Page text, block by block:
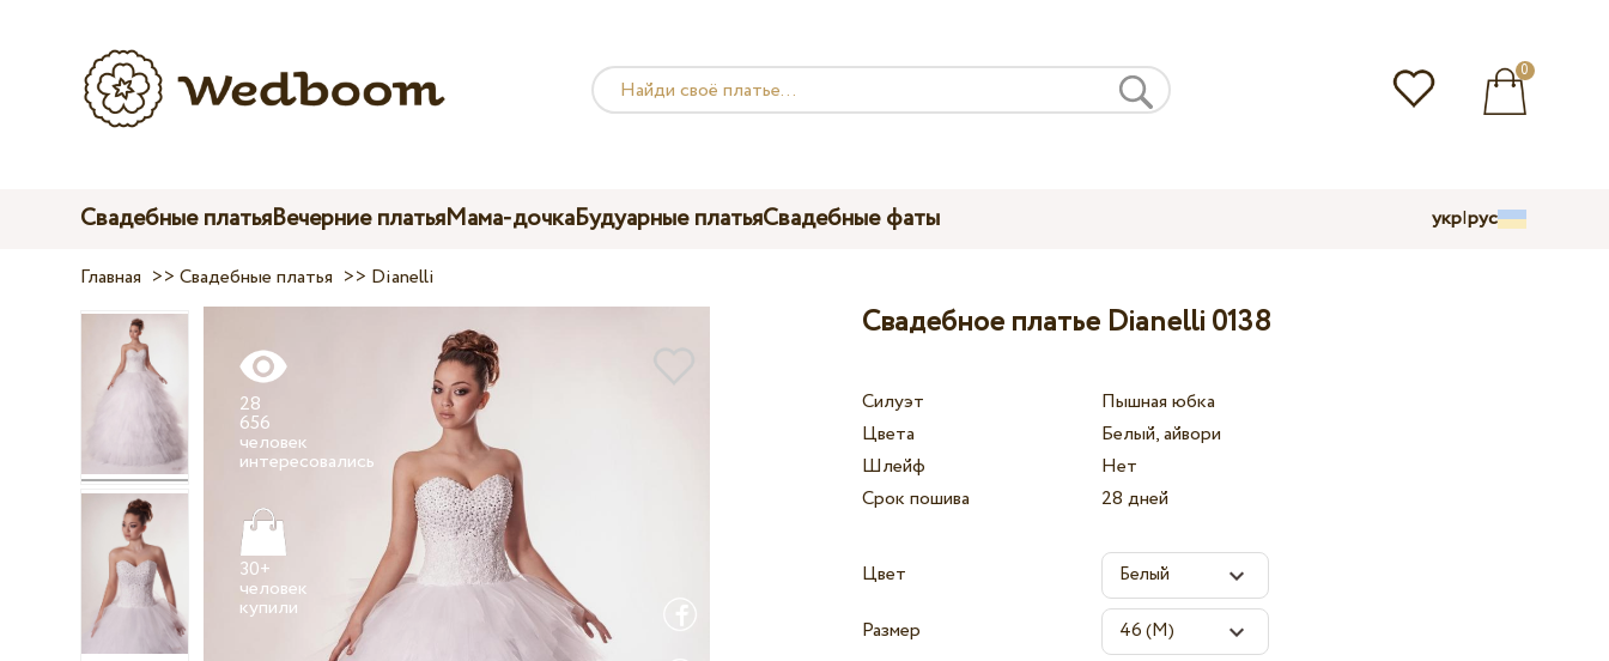
0
Свадебные платьяВечерние платьяМама-дочкаБудуарные платьяСвадебные фаты укр|рус
Главная >>Свадебные платья >> Dianelli
28
656
человек
30+
человек
Свадебное платье Dianelli 0138
Силуэт
Пышная юбка
Цвета
Белый, айвори
Шлейф
Нет
Срок пошива
28 дней
Цвет
Размер